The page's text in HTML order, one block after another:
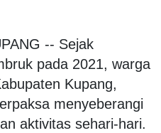
-- Sejak
pada 2021, warga
Kupang,
menyeberangi
aktivitas sehari-hari.